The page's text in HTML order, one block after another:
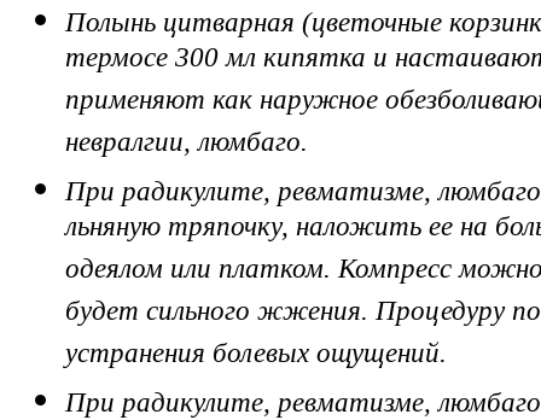
Полынь цитварная (цветочные
термосе 300 мл кипятка и
применяют как наружное
невралгии, люмбаго.
При радикулите, ревматизме,
льняную тряпочку, наложить ее на
одеялом или платком. Компресс
будет сильного жжения. Процедуру
устранения болевых ощущений.
При радикулите, ревматизме,